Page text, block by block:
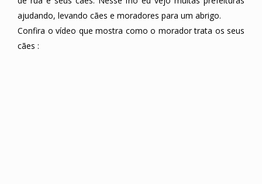
ajudando, levando cães e moradores para um abrigo.
Confira o vídeo que mostra como o morador trata os seus
cães :